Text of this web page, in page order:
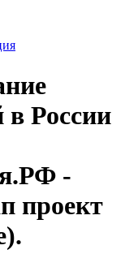
в России
-
проект